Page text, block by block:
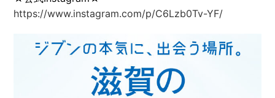
https://www.instagram.com/p/C6Lzb0Tv-YF/